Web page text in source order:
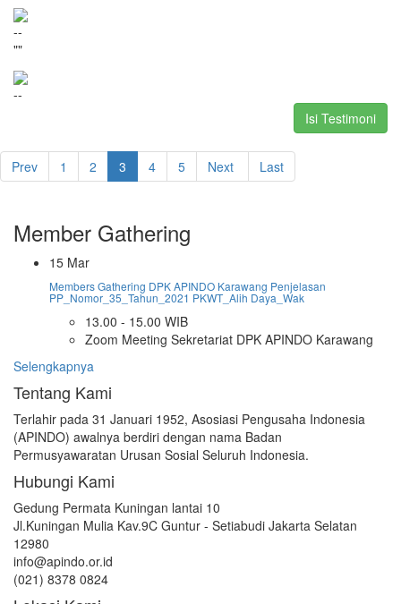
--
""
--
Isi Testimoni
Prev 1 2 3 (current)
4 5 Next Last
Member Gathering
15 Mar
Members Gathering DPK APINDO Karawang Penjelasan
PP_Nomor_35_Tahun_2021 PKWT_Alih Daya_Wak
13.00 - 15.00 WIB
Zoom Meeting Sekretariat DPK APINDO Karawang
Selengkapnya
Tentang Kami
Terlahir pada 31 Januari 1952, Asosiasi Pengusaha Indonesia
(APINDO) awalnya berdiri dengan nama Badan
Permusyawaratan Urusan Sosial Seluruh Indonesia.
Hubungi Kami
Gedung Permata Kuningan lantai 10
Jl.Kuningan Mulia Kav.9C Guntur - Setiabudi Jakarta Selatan
12980
info@apindo.or.id
(021) 8378 0824